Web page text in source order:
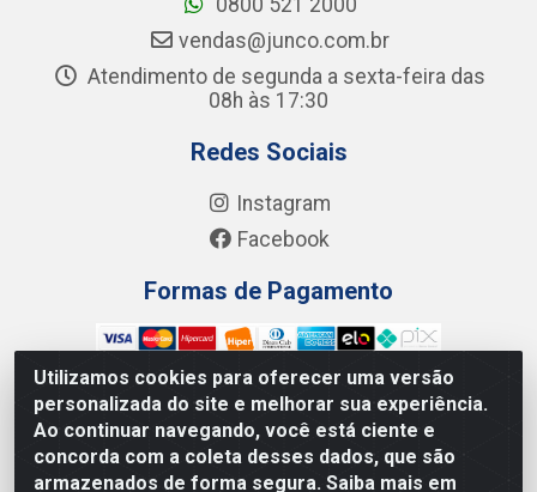
Utilizamos cookies para oferecer uma versão
personalizada do site e melhorar sua experiência.
Ao continuar navegando, você está ciente e
concorda com a coleta desses dados, que são
armazenados de forma segura. Saiba mais em
0800 521 2000
vendas@junco.com.br
Atendimento de segunda a sexta-feira das
08h às 17:30
Redes Sociais
Instagram
Facebook
Formas de Pagamento
Junco Industria e Comercio Ltda - R. Lineu Anterino
Mariano, 505 - Distrito Industrial, Uberlândia - MG CEP
38.402-346 - CNPJ: 66.312.653/0001-14